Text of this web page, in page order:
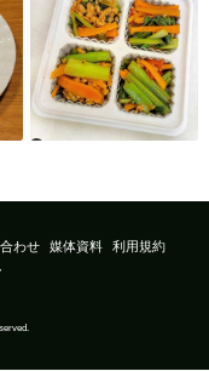
わせ 媒体資料
利用規約